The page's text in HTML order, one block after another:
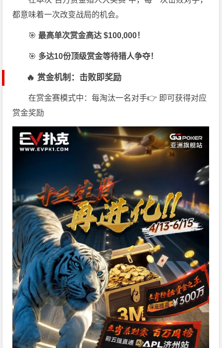
都意味着一次改变战局的机会。
🎯最高单次赏金高达 $100,000！
🎯 多达10份顶级赏金等待猎人争夺！
🔥 赏金机制：击败即奖励
在赏金赛模式中：每淘汰一名对手👉 即可获得对应
赏金奖励